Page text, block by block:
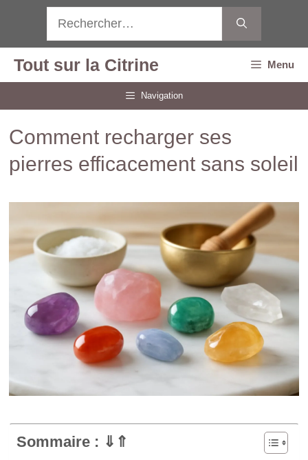
contenu
Tout sur la Citrine Menu
Navigation
Comment recharger ses
pierres efficacement sans soleil
Sommaire : ⇓⇑